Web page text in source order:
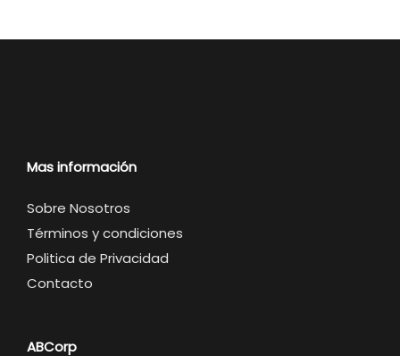
Mas información
Sobre Nosotros
Términos y condiciones
Politica de Privacidad
Contacto
ABCorp